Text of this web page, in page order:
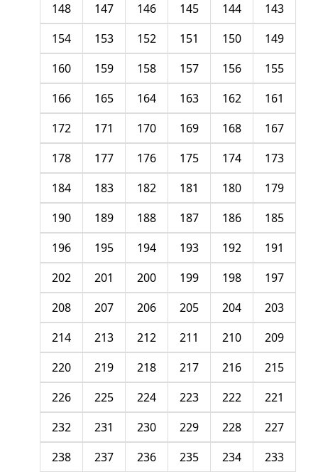
143
144
145
146
147
148
149
150
151
152
153
154
155
156
157
158
159
160
161
162
163
164
165
166
167
168
169
170
171
172
173
174
175
176
177
178
179
180
181
182
183
184
185
186
187
188
189
190
191
192
193
194
195
196
197
198
199
200
201
202
203
204
205
206
207
208
209
210
211
212
213
214
215
216
217
218
219
220
221
222
223
224
225
226
227
228
229
230
231
232
233
234
235
236
237
238